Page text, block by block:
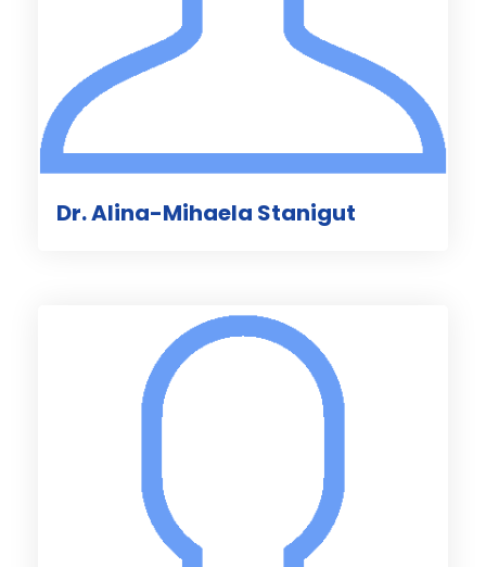
Dr. Alina-Mihaela Stanigut